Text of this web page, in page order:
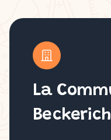
La
Beckerich